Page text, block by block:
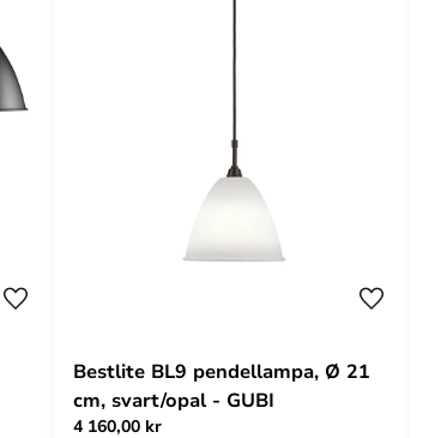
Bestlite BL9 pendellampa, Ø 21
cm, svart/opal - GUBI
4 160,00 kr